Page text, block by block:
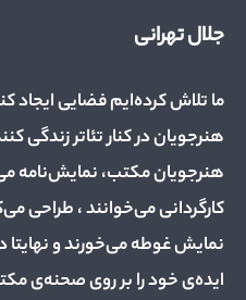
جلال تهرانی
ما تلاش کرده‌ایم فضایی ایجاد
هنرجویان در کنار تئاتر زندگی
هنرجویان مکتب، نمایش‌نامه
کارگردانی می‌خوانند ، طراحی
نمایش غوطه می‌خورند و
ایده‌ی خود را بر روی صحنه‌ی